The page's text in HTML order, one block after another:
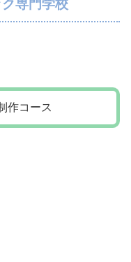
専門学校
作コース